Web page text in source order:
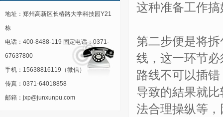
地址：郑州高新区长椿路大学科技园Y21
栋
电话：400-8488-119 固定电话：0371-
67637800
手机：15638816119（微信）
传真：0371-64018858
邮箱：jxp@junxunpu.com
这种准备工作
第二步便是将
线，这一环节
路线不可以插
导致的結果就
法合理操纵等